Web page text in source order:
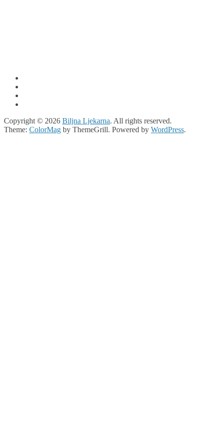
Copyright © 2026 Biljna Ljekarna. All rights reserved.
Theme: ColorMag by ThemeGrill. Powered by WordPress.